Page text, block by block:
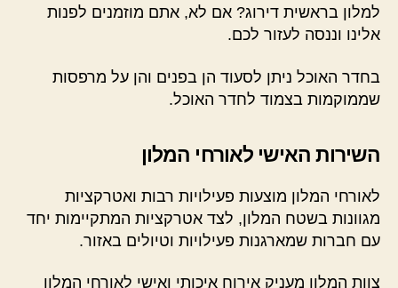
למלון בראשית דירוג? אם לא, אתם מוזמנים לפנות
אלינו וננסה לעזור לכם.
בחדר האוכל ניתן לסעוד הן בפנים והן על מרפסות
שממוקמות בצמוד לחדר האוכל.
השירות האישי לאורחי המלון
לאורחי המלון מוצעות פעילויות רבות ואטרקציות
מגוונות בשטח המלון, לצד אטרקציות המתקיימות יחד
עם חברות שמארגנות פעילויות וטיולים באזור.
צוות המלון מעניק אירוח איכותי ואישי לאורחי המלון